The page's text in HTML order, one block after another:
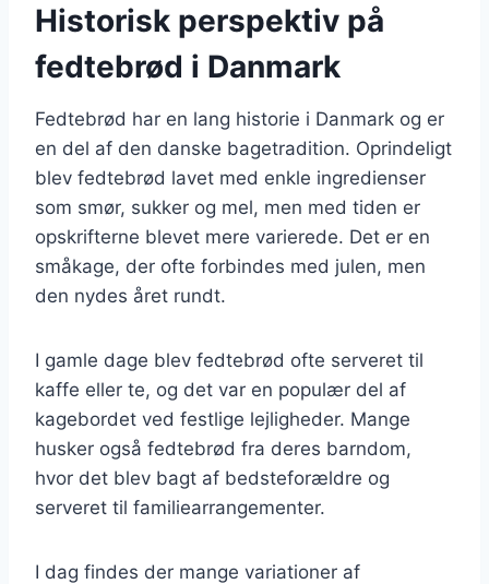
Historisk perspektiv på
fedtebrød i Danmark
Fedtebrød har en lang historie i Danmark og er
en del af den danske bagetradition. Oprindeligt
blev fedtebrød lavet med enkle ingredienser
som smør, sukker og mel, men med tiden er
opskrifterne blevet mere varierede. Det er en
småkage, der ofte forbindes med julen, men
den nydes året rundt.
I gamle dage blev fedtebrød ofte serveret til
kaffe eller te, og det var en populær del af
kagebordet ved festlige lejligheder. Mange
husker også fedtebrød fra deres barndom,
hvor det blev bagt af bedsteforældre og
serveret til familiearrangementer.
I dag findes der mange variationer af